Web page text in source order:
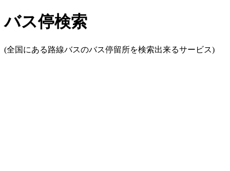
バス停検索
(全国にある路線バスのバス停留所を検索出来るサービス)